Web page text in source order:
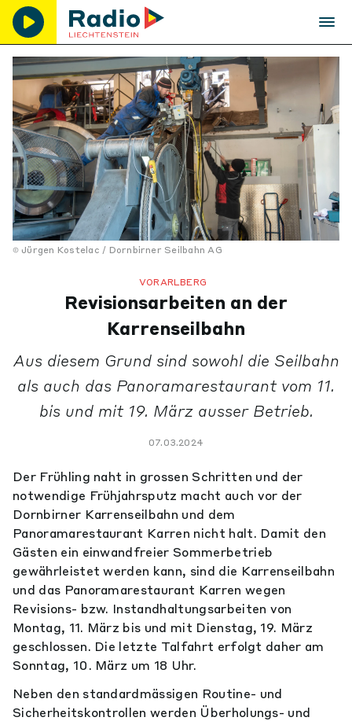
Jürgen Kostelac / Dornbirner Seilbahn AG
VORARLBERG
Revisionsarbeiten an der
Karrenseilbahn
Aus diesem Grund sind sowohl die Seilbahn
als auch das Panoramarestaurant vom 11.
bis und mit 19. März ausser Betrieb.
07.03.2024
Der Frühling naht in grossen Schritten und der
notwendige Frühjahrsputz macht auch vor der
Dornbirner Karrenseilbahn und dem
Panoramarestaurant Karren nicht halt. Damit den
Gästen ein einwandfreier Sommerbetrieb
gewährleistet werden kann, sind die Karrenseilbahn
und das Panoramarestaurant Karren wegen
Revisions- bzw. Instandhaltungsarbeiten von
Montag, 11. März bis und mit Dienstag, 19. März
geschlossen. Die letzte Talfahrt erfolgt daher am
Sonntag, 10. März um 18 Uhr.
Neben den standardmässigen Routine- und
Sicherheitskontrollen werden Überholungs- und